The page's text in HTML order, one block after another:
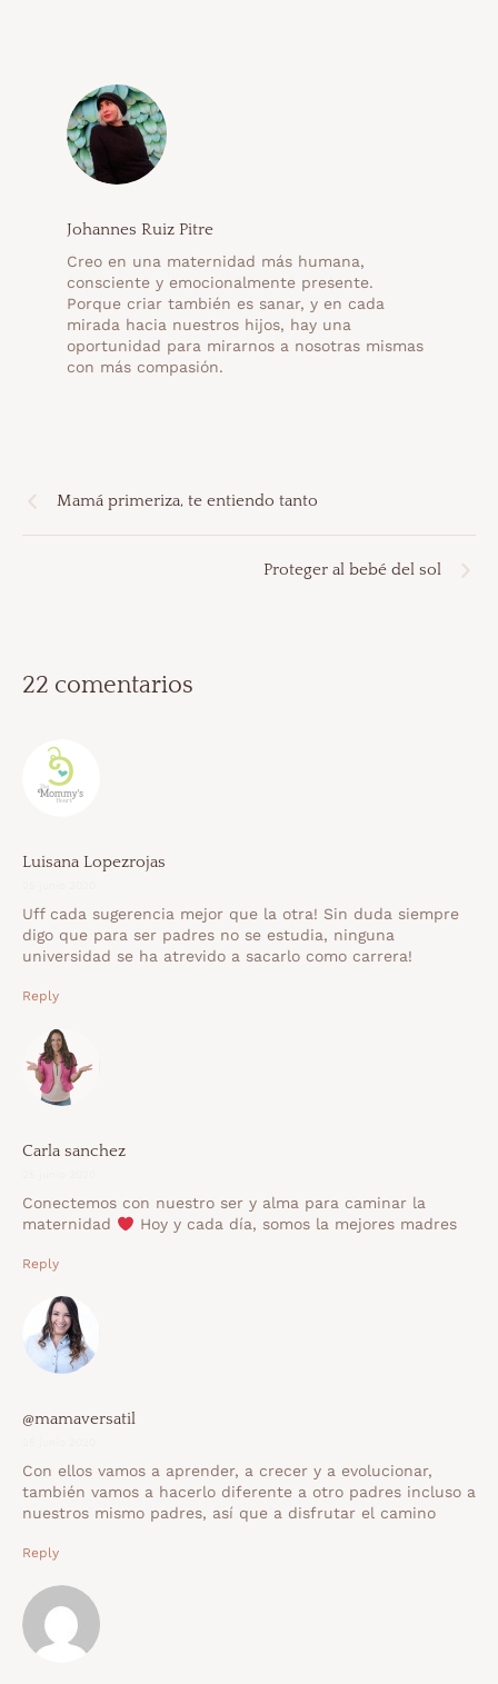
Johannes Ruiz Pitre
Creo en una maternidad más humana,
consciente y emocionalmente presente.
Porque criar también es sanar, y en cada
mirada hacia nuestros hijos, hay una
oportunidad para mirarnos a nosotras mismas
con más compasión.
Mamá primeriza, te entiendo tanto
Proteger al bebé del sol
22 comentarios
Luisana Lopezrojas
Uff cada sugerencia mejor que la otra! Sin duda siempre
digo que para ser padres no se estudia, ninguna
universidad se ha atrevido a sacarlo como carrera!
Reply
Carla sanchez
Conectemos con nuestro ser y alma para caminar la
maternidad
Hoy y cada día, somos la mejores madres
Reply
@mamaversatil
Con ellos vamos a aprender, a crecer y a evolucionar,
también vamos a hacerlo diferente a otro padres incluso a
nuestros mismo padres, así que a disfrutar el camino
Reply